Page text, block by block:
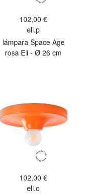
102,00 €
eli.p
lámpara Space Age
rosa Eli - Ø 26 cm
102,00 €
eli.o